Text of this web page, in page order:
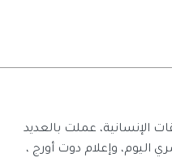
الإنسانية، عملت بالعديد
وإعلام دوت أورج ،